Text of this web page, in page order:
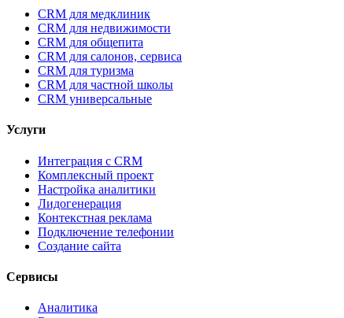
CRM для медклиник
CRM для недвижимости
CRM для общепита
CRM для салонов, сервиса
CRM для туризма
CRM для частной школы
CRM универсальные
Услуги
Интеграция с CRM
Комплексный проект
Настройка аналитики
Лидогенерация
Контекстная реклама
Подключение телефонии
Создание сайта
Сервисы
Аналитика